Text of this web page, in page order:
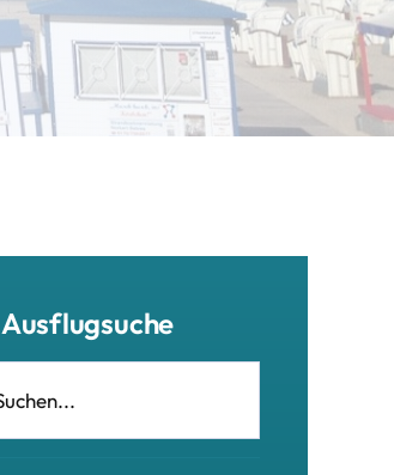
Ausflugsuche